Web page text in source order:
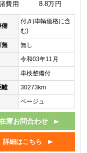
費用
8.8万円
備
付き(車輌価格に含
む)
無
無し
令和03年11月
車検整備付
離
30273km
ベージュ
庫お問合わせ
詳細はこちら